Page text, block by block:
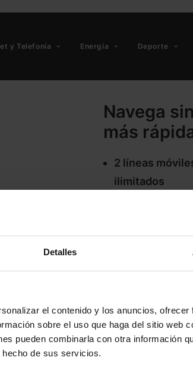
Detalles
el contenido y los anuncios,
sobre el uso que haga del sitio web
pueden combinarla con otra información
de sus servicios.
y Telefonía Energía Deporte
Navega
más
2 líneas
ilimitados
Fibra hasta 1
nacionales
móviles
Todo el
24/25)
Netflix